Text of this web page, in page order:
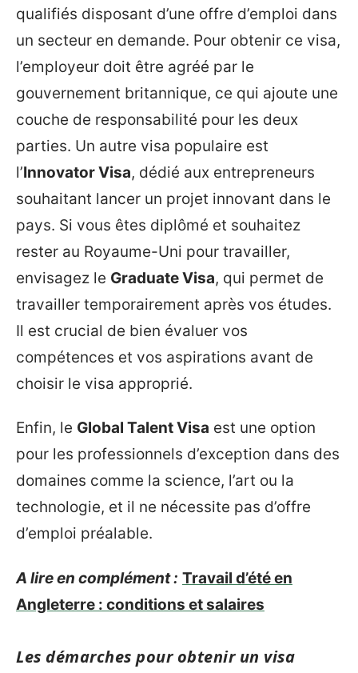
qualifiés disposant d’une offre d’emploi dans
un secteur en demande. Pour obtenir ce visa,
l’employeur doit être agréé par le
gouvernement britannique, ce qui ajoute une
couche de responsabilité pour les deux
parties. Un autre visa populaire est
l’Innovator Visa, dédié aux entrepreneurs
souhaitant lancer un projet innovant dans le
pays. Si vous êtes diplômé et souhaitez
rester au Royaume-Uni pour travailler,
envisagez le Graduate Visa, qui permet de
travailler temporairement après vos études.
Il est crucial de bien évaluer vos
compétences et vos aspirations avant de
choisir le visa approprié.
Enfin, le Global Talent Visa est une option
pour les professionnels d’exception dans des
domaines comme la science, l’art ou la
technologie, et il ne nécessite pas d’offre
d’emploi préalable.
A lire en complément : Travail d’été en
Angleterre : conditions et salaires
Les démarches pour obtenir un visa